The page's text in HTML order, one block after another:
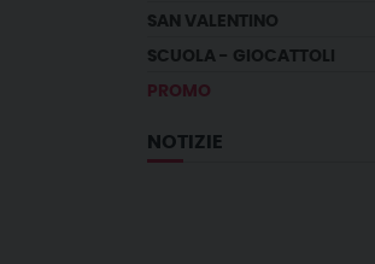
SAN VALENTINO
SCUOLA - GIOCATTOLI
PROMO
NOTIZIE